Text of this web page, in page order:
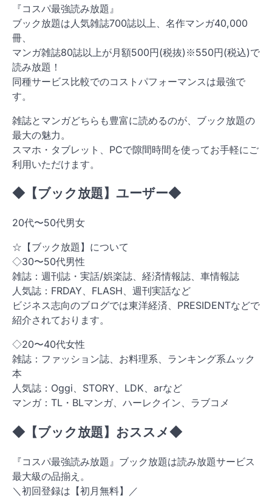
『コスパ最強読み放題』
ブック放題は人気雑誌700誌以上、名作マンガ40,000
冊、
マンガ雑誌80誌以上が月額500円(税抜)※550円(税込)で
読み放題！
同種サービス比較でのコストパフォーマンスは最強で
す。
雑誌とマンガどちらも豊富に読めるのが、ブック放題の
最大の魅力。
スマホ・タブレット、PCで隙間時間を使ってお手軽にご
利用いただけます。
◆【ブック放題】ユーザー◆
20代〜50代男女
☆【ブック放題】について
◇30〜50代男性
雑誌：週刊誌・実話/娯楽誌、経済情報誌、車情報誌
人気誌：FRDAY、FLASH、週刊実話など
ビジネス志向のブログでは東洋経済、PRESIDENTなどで
紹介されております。
◇20〜40代女性
雑誌：ファッション誌、お料理系、ランキング系ムック
本
人気誌：Oggi、STORY、LDK、arなど
マンガ：TL・BLマンガ、ハーレクイン、ラブコメ
◆【ブック放題】おススメ◆
『コスパ最強読み放題』ブック放題は読み放題サービス
最大級の品揃え。
＼初回登録は【初月無料】／